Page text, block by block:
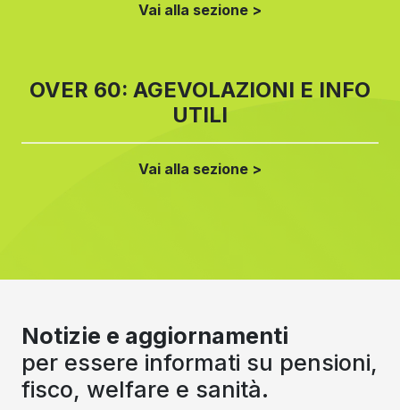
Vai alla sezione >
OVER 60: AGEVOLAZIONI E INFO
UTILI
Vai alla sezione >
Notizie e aggiornamenti
per essere informati su pensioni,
fisco, welfare e sanità.